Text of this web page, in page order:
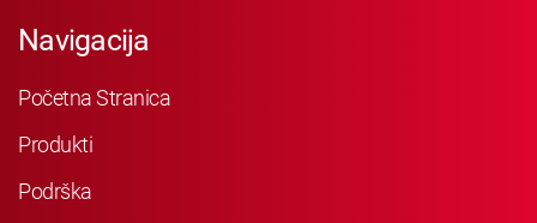
Navigacija
Početna Stranica
Produkti
Podrška